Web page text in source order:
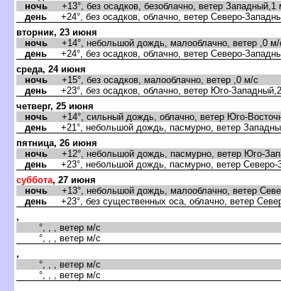
ночь +13°, без осадков, безоблачно, ветер Западный,1
день +24°, без осадков, облачно, ветер Северо-
торник, 23 июня
ночь +14°, небольшой дождь, малооблачно, ветер ,0 м/
день +24°, без осадков, облачно, ветер Северо-
среда, 24 июня
ночь +15°, без осадков, малооблачно, ветер ,0 м/с
день +23°, без осадков, облачно, ветер Юго-
четверг, 25 июня
ночь +14°, сильный дождь, облачно, ветер Юго-
день +21°, небольшой дождь, пасмурно, ветер
пятница, 26 июня
ночь +12°, небольшой дождь, пасмурно, ветер Юго-
день +23°, небольшой дождь, пасмурно, ветер Северо-
суббота, 27 июня
ночь +13°, небольшой дождь, малооблачно, ветер
день +23°, без существенных оса, облачно, ветер
,
°, , , ветер м/с
°, , , ветер м/с
,
°, , , ветер м/с
°, , , ветер м/с